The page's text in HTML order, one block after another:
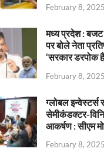
February 8, 2025
मध्य प्रदेश :
पर बोले नेता
‘सरकार डरपोक
February 8, 2025
ग्लोबल इन्वेस्टर्स
सेमीकंडक्टर-
आकर्षण : सीएम
February 8, 2025